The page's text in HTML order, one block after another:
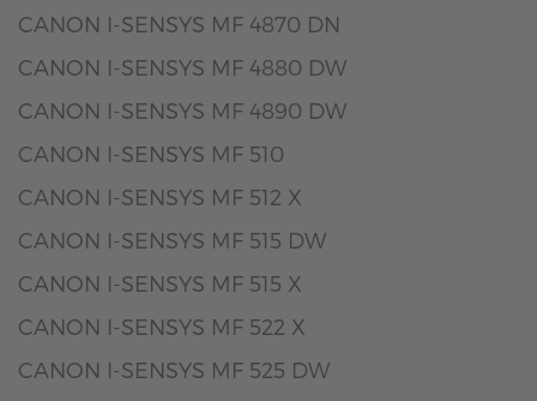
CANON I-SENSYS MF 4870 DN
CANON I-SENSYS MF 4880 DW
CANON I-SENSYS MF 4890 DW
CANON I-SENSYS MF 510
CANON I-SENSYS MF 512 X
CANON I-SENSYS MF 515 DW
CANON I-SENSYS MF 515 X
CANON I-SENSYS MF 522 X
CANON I-SENSYS MF 525 DW